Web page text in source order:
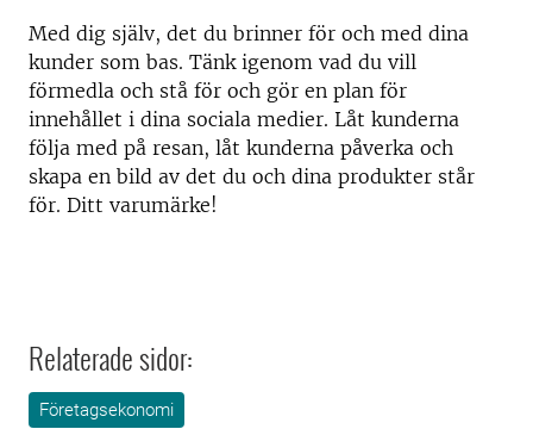
Med dig själv, det du brinner för och med dina
kunder som bas. Tänk igenom vad du vill
förmedla och stå för och gör en plan för
innehållet i dina sociala medier. Låt kunderna
följa med på resan, låt kunderna påverka och
skapa en bild av det du och dina produkter står
för. Ditt varumärke!
Relaterade sidor:
Företagsekonomi